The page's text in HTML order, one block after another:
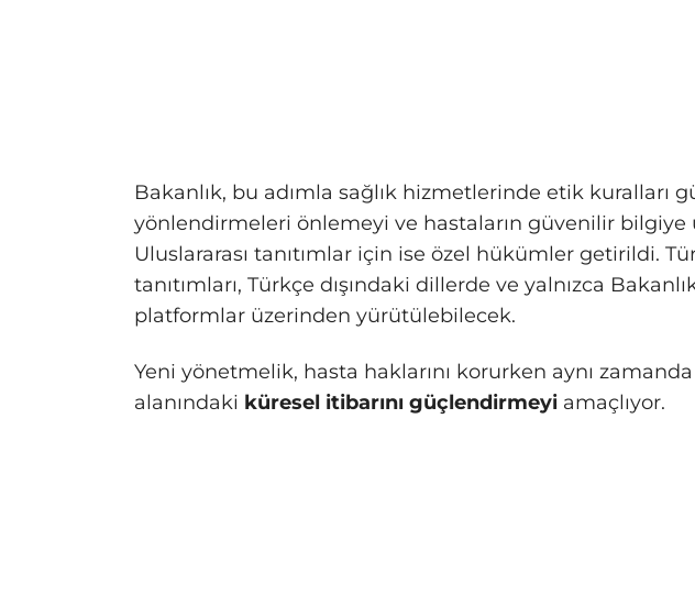
Bakanlık, bu adımla sağlık hizmetlerinde etik kuralları
yönlendirmeleri önlemeyi ve hastaların güvenilir bilgiye
Uluslararası tanıtımlar için ise özel hükümler getirildi.
tanıtımları, Türkçe dışındaki dillerde ve yalnızca
platformlar üzerinden yürütülebilecek.
Yeni yönetmelik, hasta haklarını korurken aynı
alanındaki küresel itibarını güçlendirmeyi amaçlıyor.